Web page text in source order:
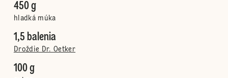
450 g
hladká múka
1,5 balenia
Droždie Dr. Oetker
100 g